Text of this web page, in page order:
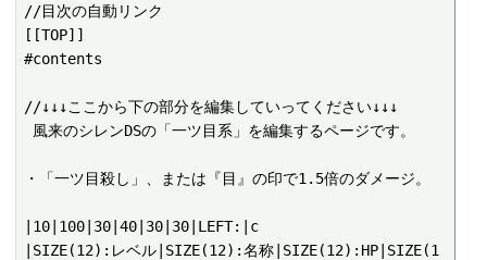
//目次の自動リンク
[[TOP]]
#contents
//↓↓↓ここから下の部分を編集していってください↓↓↓
・「一ツ目殺し」、または『目』の印で1.5倍のダメージ。
|10|100|30|40|30|30|LEFT:|c
|SIZE(12):レベル|SIZE(12):名称|SIZE(12):HP|SIZE(1